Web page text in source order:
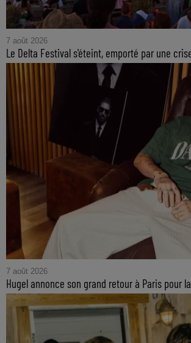
7 août 2026
Le Delta Festival s'éteint, emporté par une
7 août 2026
Hugel annonce son grand retour à Paris pour